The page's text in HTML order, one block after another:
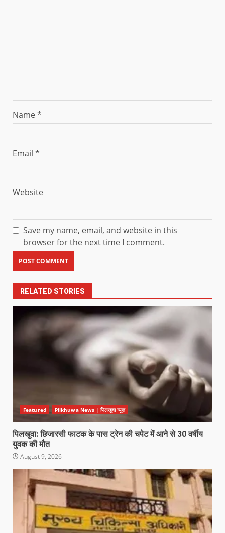
Name*
Email *
Website
Save my name, email, and website in this
browser for the next time I comment.
RELATED STORIES
Featured Pilkhuwa News | पिलखुवा न्यूज़
पिलखुवा: छिजारसी फाटक के पास ट्रेन की चपेट में आने से 30 वर्षीय
युवक की मौत
August 9, 2026